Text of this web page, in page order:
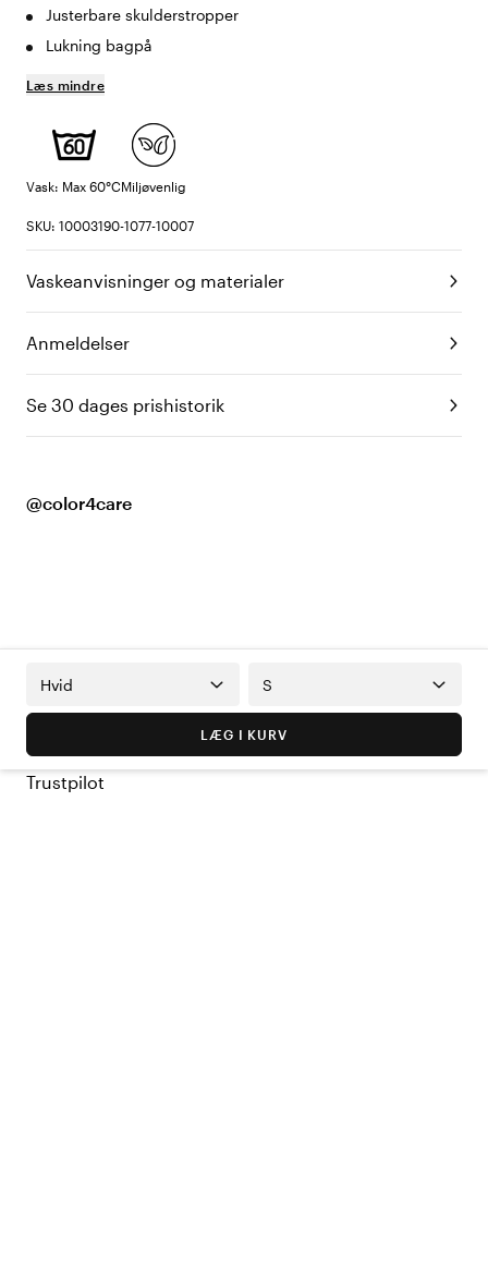
Justerbare skulderstropper
Lukning bagpå
Læs mindre
Vask: Max 60°CMiljøvenlig
SKU: 10003190-1077-10007
Vaskeanvisninger og materialer
Anmeldelser
Se 30 dages prishistorik
@color4care
Hvid S
LÆG I KURV
Trustpilot